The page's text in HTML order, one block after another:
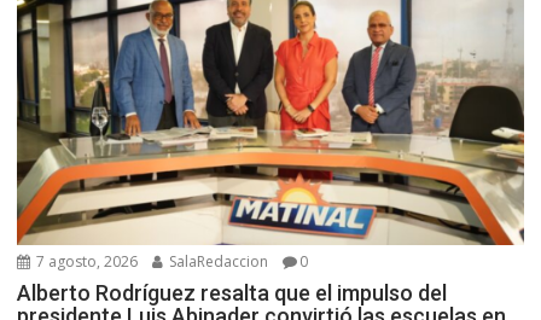
7 agosto, 2026 SalaRedaccion 0
Alberto Rodríguez resalta que el impulso del